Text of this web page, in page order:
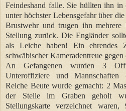
Feindeshand falle. Sie hüllten ihn
unter höchster Lebensgefahr über
Brustwehr und trugen ihn
Stellung zurück. Die Engländer
als Leiche haben! Ein ehrendes
schwäbischer Kameradentreue
An Gefangenen wurden 3
Unteroffiziere und Mannschaften
Reiche Beute wurde gemacht: 2
der Stelle im Graben geholt
Stellungskarte verzeichnet